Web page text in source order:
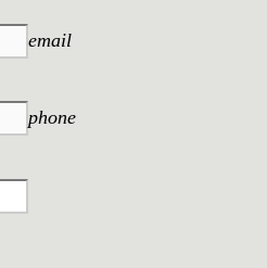
email
phone